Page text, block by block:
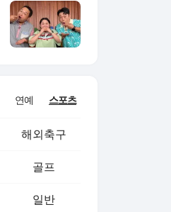
연예 스포츠
해외축구
골프
일반